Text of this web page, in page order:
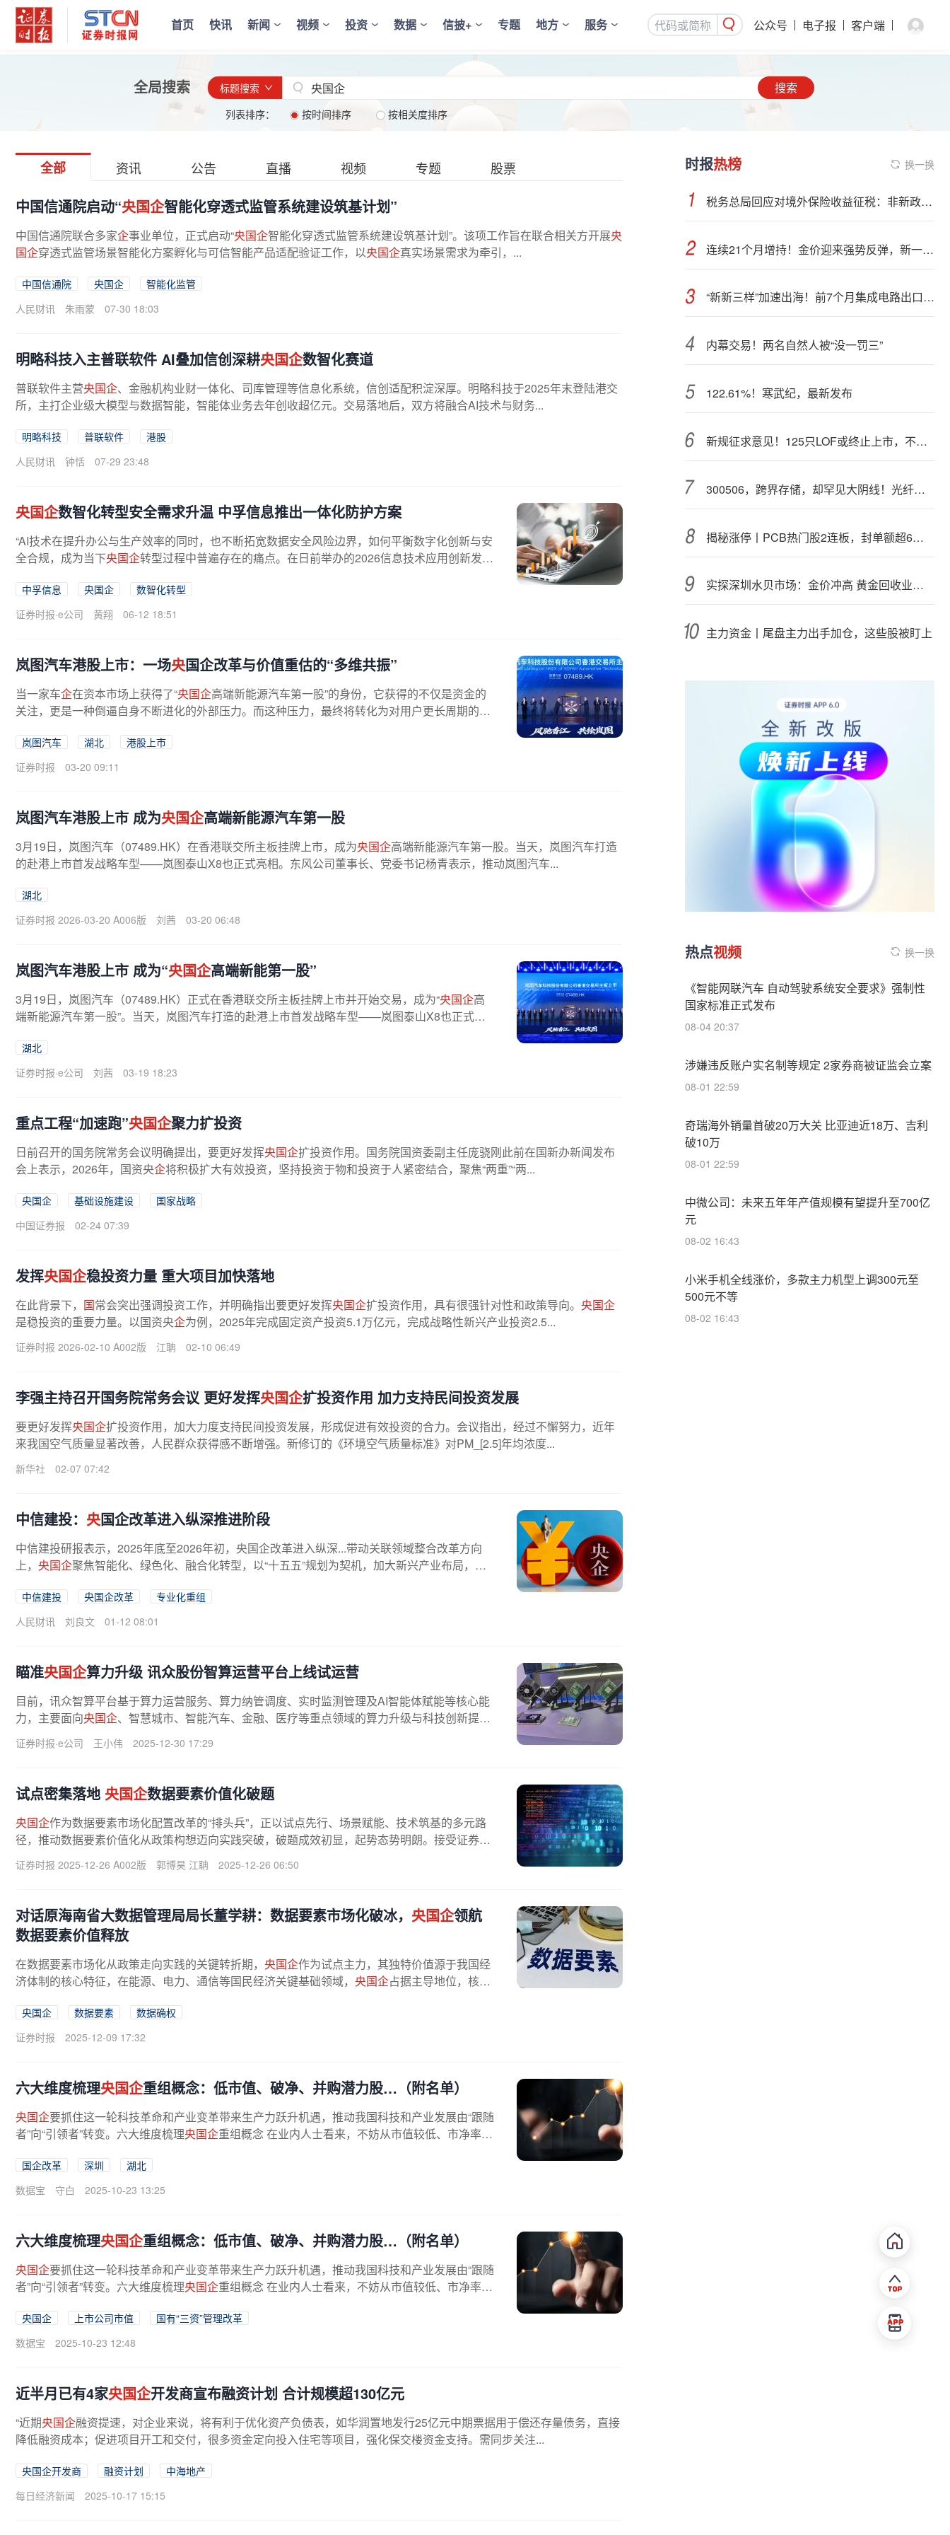
首页 快讯 新闻 视频 投资 数据 信披+ 专题 地方 服务 公众号 电子报 客户端
全局搜索 标题搜索 搜索
列表排序： 按时间排序 按相关度排序
全部 资讯 公告 直播 视频 专题 股票
中国信通院启动“央国企智能化穿透式监管系统建设筑基计划”
中国信通院联合多家企事业单位，正式启动“央国企智能化穿透式监管系统建设筑基计划”。该项工作旨在联合相关方开展央
国企穿透式监管场景智能化方案孵化与可信智能产品适配验证工作，以央国企真实场景需求为牵引，...
中国信通院 央国企
智能化监管
人民财讯
朱雨蒙 07-30 18:03
明略科技入主普联软件 AI叠加信创深耕央国企数智化赛道
普联软件主营央国企、金融机构业财一体化、司库管理等信息化系统，信创适配积淀深厚。明略科技于2025年末登陆港交
所，主打企业级大模型与数据智能，智能体业务去年创收超亿元。交易落地后，双方将融合AI技术与财务...
明略科技 普联软件
港股
人民财讯
钟恬 07-29 23:48
央国企数智化转型安全需求升温 中孚信息推出一体化防护方案
“AI技术在提升办公与生产效率的同时，也不断拓宽数据安全风险边界，如何平衡数字化创新与安
全合规，成为当下央国企转型过程中普遍存在的痛点。在日前举办的2026信息技术应用创新发展
中孚信息 央国企
数智化转型
证券时报·e公司
黄翔 06-12 18:51
岚图汽车港股上市：一场央国企改革与价值重估的“多维共振”
当一家车企在资本市场上获得了“央国企高端新能源汽车第一股”的身份，它获得的不仅是资金的
关注，更是一种倒逼自身不断进化的外部压力。而这种压力，最终将转化为对用户更长周期的承
岚图汽车 湖北
港股上市
证券时报
03-20 09:11
岚图汽车港股上市 成为央国企高端新能源汽车第一股
3月19日，岚图汽车（07489.HK）在香港联交所主板挂牌上市，成为央国企高端新能源汽车第一股。当天，岚图汽车打造
的赴港上市首发战略车型——岚图泰山X8也正式亮相。东风公司董事长、党委书记杨青表示，推动岚图汽车...
湖北
证券时报 2026-03-20 A006版
刘茜 03-20 06:48
岚图汽车港股上市 成为“央国企高端新能第一股”
3月19日，岚图汽车（07489.HK）正式在香港联交所主板挂牌上市并开始交易，成为“央国企高
端新能源汽车第一股”。当天，岚图汽车打造的赴港上市首发战略车型——岚图泰山X8也正式亮
湖北
证券时报·e公司
刘茜 03-19 18:23
重点工程“加速跑”央国企聚力扩投资
日前召开的国务院常务会议明确提出，要更好发挥央国企扩投资作用。国务院国资委副主任庞骁刚此前在国新办新闻发布
会上表示，2026年，国资央企将积极扩大有效投资，坚持投资于物和投资于人紧密结合，聚焦“两重”“两...
央国企 基础设施建设
国家战略
中国证券报
02-24 07:39
发挥央国企稳投资力量 重大项目加快落地
在此背景下， 国常会突出强调投资工作，并明确指出要更好发挥央国企扩投资作用，具有很强针对性和政策导向。 央国企
是稳投资的重要力量。以国资央企为例，2025年完成固定资产投资5.1万亿元，完成战略性新兴产业投资2.5...
证券时报 2026-02-10 A002版 江聃 02-10 06:49
李强主持召开国务院常务会议 更好发挥央国企扩投资作用 加力支持民间投资发展
要更好发挥央国企扩投资作用，加大力度支持民间投资发展，形成促进有效投资的合力。会议指出，经过不懈努力，近年
来我国空气质量显著改善，人民群众获得感不断增强。新修订的《环境空气质量标准》对PM_[2.5]年均浓度...
新华社 02-07 07:42
中信建投： 央国企改革进入纵深推进阶段
中信建投研报表示，2025年底至2026年初，央国企改革进入纵深...带动关联领域整合改革方向
上， 央国企聚焦智能化、绿色化、融合化转型，以“十五五”规划为契机，加大新兴产业布局，新
中信建投 央国企改革
专业化重组
人民财讯
刘良文 01-12 08:01
瞄准央国企算力升级 讯众股份智算运营平台上线试运营
目前，讯众智算平台基于算力运营服务、算力纳管调度、实时监测管理及AI智能体赋能等核心能
力，主要面向央国企、智慧城市、智能汽车、金融、医疗等重点领域的算力升级与科技创新提供
支撑。公司方面表示，未来平台将...
证券时报·e公司 王小伟 2025-12-30 17:29
试点密集落地 央国企数据要素价值化破题
央国企作为数据要素市场化配置改革的“排头兵”，正以试点先行、场景赋能、技术筑基的多元路
径，推动数据要素价值化从政策构想迈向实践突破，破题成效初显，起势态势明朗。接受证券时
报记者采访的专家认为，推动产业...
证券时报 2025-12-26 A002版 郭博昊 江聃 2025-12-26 06:50
对话原海南省大数据管理局局长董学耕：数据要素市场化破冰， 央国企领航
数据要素价值释放
在数据要素市场化从政策走向实践的关键转折期， 央国企作为试点主力，其独特价值源于我国经
济体制的核心特征，在能源、电力、通信等国民经济关键基础领域， 央国企占据主导地位，核心
央国企 数据要素
数据确权
证券时报
2025-12-09 17:32
六大维度梳理央国企重组概念：低市值、破净、并购潜力股…（附名单）
央国企要抓住这一轮科技革命和产业变革带来生产力跃升机遇，推动我国科技和产业发展由“跟随
者”向“引领者”转变。六大维度梳理央国企重组概念 在业内人士看来，不妨从市值较低、市净率较
国企改革 深圳
湖北
数据宝
守白 2025-10-23 13:25
六大维度梳理央国企重组概念：低市值、破净、并购潜力股…（附名单）
央国企要抓住这一轮科技革命和产业变革带来生产力跃升机遇，推动我国科技和产业发展由“跟随
者”向“引领者”转变。六大维度梳理央国企重组概念 在业内人士看来，不妨从市值较低、市净率较
央国企 上市公司市值
国有“三资”管理改革
数据宝
2025-10-23 12:48
近半月已有4家央国企开发商宣布融资计划 合计规模超130亿元
“近期央国企融资提速，对企业来说，将有利于优化资产负债表，如华润置地发行25亿元中期票据用于偿还存量债务，直接
降低融资成本；促进项目开工和交付，很多资金定向投入住宅等项目，强化保交楼资金支持。需同步关注...
央国企开发商 融资计划
中海地产
每日经济新闻
2025-10-17 15:15
时报热榜 换一换
税务总局回应对境外保险收益征税：非新政策，无需过度解读
连续21个月增持！金价迎来强势反弹，新一轮上行窗口开启？
“新新三样”加速出海！前7个月集成电路出口额接近翻倍
内幕交易！两名自然人被“没一罚三”
122.61%！寒武纪，最新发布
新规征求意见！125只LOF或终止上市，不影响基金正常投资运作
300506，跨界存储，却罕见大阴线！光纤需求激增，稀土细分原料，火了
揭秘涨停丨PCB热门股2连板，封单额超6亿元
实探深圳水贝市场：金价冲高 黄金回收业务率先回暖
主力资金丨尾盘主力出手加仓，这些股被盯上
热点视频 换一换
《智能网联汽车 自动驾驶系统安全要求》强制性
国家标准正式发布
08-04 20:37
涉嫌违反账户实名制等规定 2家券商被证监会立案
08-01 22:59
奇瑞海外销量首破20万大关 比亚迪近18万、吉利
破10万
08-01 22:59
中微公司：未来五年年产值规模有望提升至700亿
元
08-02 16:43
小米手机全线涨价，多款主力机型上调300元至
500元不等
08-02 16:43